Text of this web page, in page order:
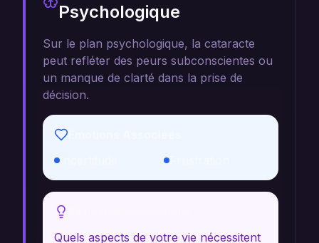
Psychologique
Sur le plan psychologique, la cataracte
peut refléter des peurs subconscientes ou
un manque de clarté dans la prise de
décision.
Frustration
Quels aspects de votre vie nécessitent